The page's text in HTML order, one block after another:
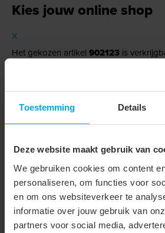
Toestemming Details
Deze website maakt gebruik van
We gebruiken cookies om content
personaliseren, om functies voor
en om ons websiteverkeer te
informatie over jouw gebruik van
partners voor social media,
Kies jouw online shop
X
Het gekozen artikel 902123 is
shop(s). Selecteer de desbetreffende
Staat jouw groothandel hier niet tussen?
Neem gerust contact met ons op via
Technische gegevens